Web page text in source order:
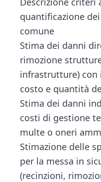
quantificazione
comune
Stima dei danni
rimozione
infrastrutture) con
costo e quantità
Stima dei danni
costi di gestione
multe o oneri
Stimazione delle
per la messa in
(recinzioni,